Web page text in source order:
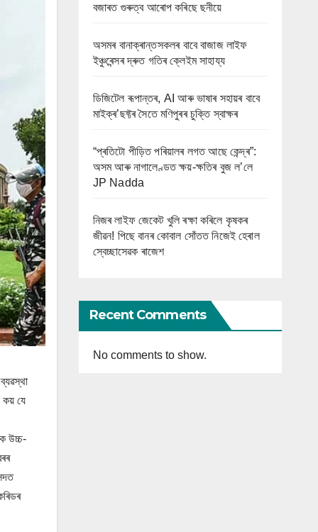
কয় যে
উচ্চ-
বজাৰত গুৰুত্ব আৰোপ কৰিছে ছনীয়ে
অসমৰ বানাক্ৰান্তসকলৰ বাবে বাজাজ লাইফ
ইঞ্চুৰেন্সৰ দ্ৰুত গতিৰ ক্লেইম সাহায্য
ডিজিটেল ৰূপান্তৰ, AI আৰু ভাষাৰ সহায়ৰ বাবে
মাইক্ৰ’ছফ্টৰ সৈতে মণিপুৰৰ চুক্তি স্বাক্ষৰ
“প্ৰতিটো পীড়িত পৰিয়ালৰ লগত আছে কেন্দ্ৰ”:
অসম আৰু নাগালেণ্ডত ক্ষয়-ক্ষতিৰ বুজ ল’লে
JP Nadda
নিজৰ লাইফ জেকেট খুলি ৰক্ষা কৰিলে কৃষকৰ
জীৱন! পিছে বানৰ কোবাল সোঁতত নিজেই হেৰাল
স্বেচ্ছাসেৱক ৰাজেশ
Recent Comments
No comments to show.